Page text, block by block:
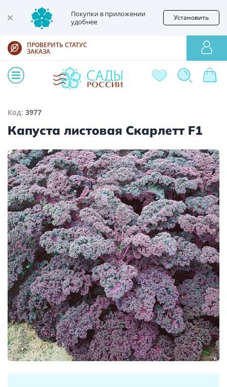
Покупки в приложении
удобнее
Установить
ПРОВЕРИТЬ СТАТУС
ЗАКАЗА
Код: 3977
Капуста листовая Скарлетт F1